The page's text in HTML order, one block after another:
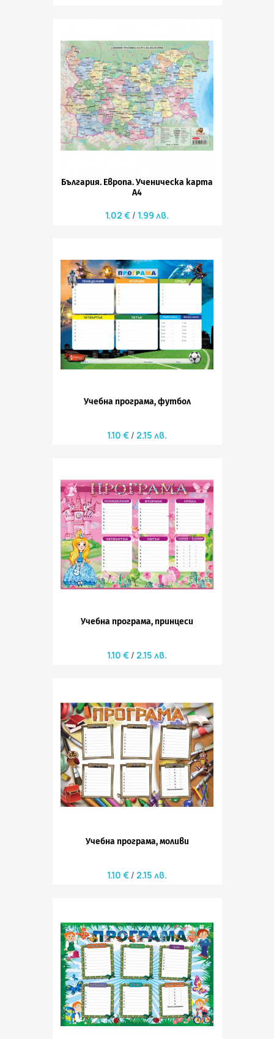
България. Европа. Ученическа карта
А4
1.02 € 1.99 лв.
Учебна програма, футбол
1.10 € 2.15 лв.
Учебна програма, принцеси
1.10 € 2.15 лв.
Учебна програма, моливи
1.10 € 2.15 лв.